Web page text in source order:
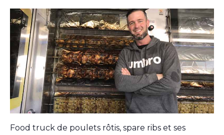
Food truck de poulets rôtis, spare ribs et ses